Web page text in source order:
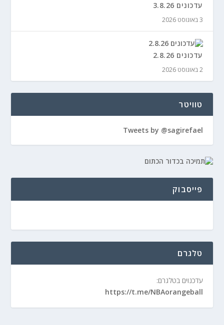
עדכונים 3.8.26
3 באוגוסט 2026
עדכונים 2.8.26
2 באוגוסט 2026
טוויטר
Tweets by @sagirefael
פייסבוק
טלגרם
עדכנוים בטלגרם:
https://t.me/NBAorangeball